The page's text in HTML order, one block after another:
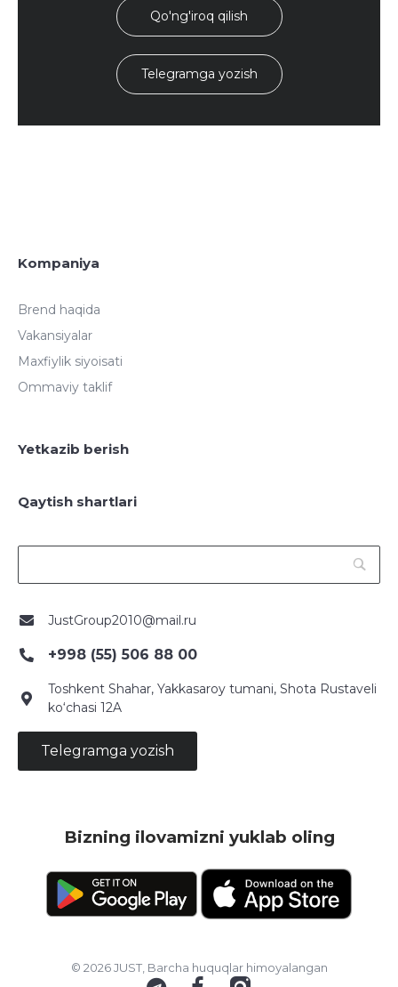
Qo'ng'iroq qilish
Telegramga yozish
Kompaniya
Brend haqida
Vakansiyalar
Maxfiylik siyoisati
Ommaviy taklif
Yetkazib berish
Qaytish shartlari
JustGroup2010@mail.ru
+998 (55) 506 88 00
Toshkent Shahar, Yakkasaroy tumani, Shota Rustaveli
ko‘chasi 12A
Telegramga yozish
Bizning ilovamizni yuklab oling
© 2026 JUST, Barcha huquqlar himoyalangan